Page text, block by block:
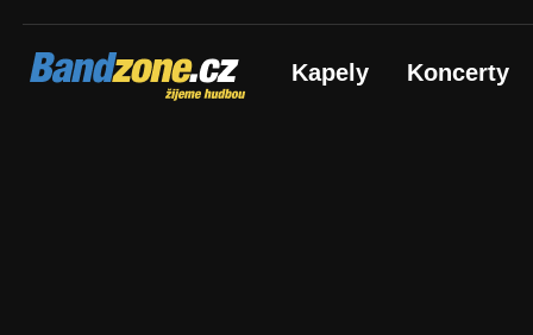
Bandzone.cz
žijeme hudbou Kapely Koncerty